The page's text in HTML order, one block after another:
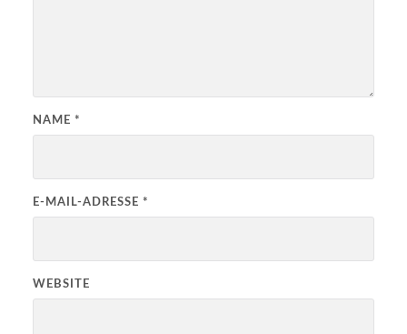
NAME *
E-MAIL-ADRESSE *
WEBSITE